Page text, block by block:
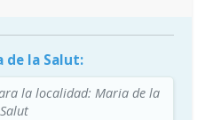
de la Salut:
la localidad: Maria de la
Salut